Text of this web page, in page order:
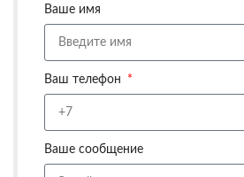
Ваше имя
Ваш телефон
Ваше сообщение